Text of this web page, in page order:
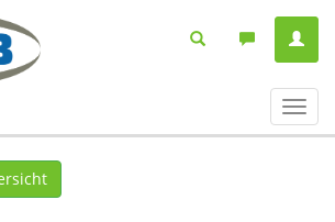
ein-/